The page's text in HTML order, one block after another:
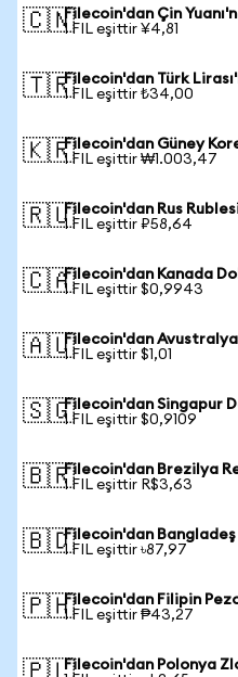
🇨🇳Filecoin'dan Çin
1 FIL eşittir ¥4,81
🇹🇷Filecoin'dan Türk
1 FIL eşittir ₺34,00
🇰🇷Filecoin'dan Güney
1 FIL eşittir ₩1.003,47
🇷🇺Filecoin'dan Rus
1 FIL eşittir ₽58,64
🇨🇦Filecoin'dan Kanada
1 FIL eşittir $0,9943
🇦🇺Filecoin'dan
1 FIL eşittir $1,01
🇸🇬Filecoin'dan Singapur
1 FIL eşittir $0,9109
🇧🇷Filecoin'dan Brezilya
1 FIL eşittir R$3,63
🇧🇩Filecoin'dan Bangladeş
1 FIL eşittir ৳87,97
🇵🇭Filecoin'dan Filipin
1 FIL eşittir ₱43,27
Filecoin'dan Polonya